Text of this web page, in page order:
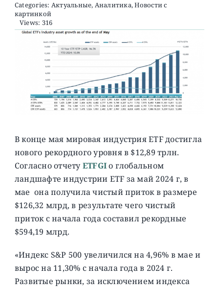
О ПРОЕКТЕ
Categories: Актуальные, Аналитика,Новости с
картинкой
Views: 316
В конце мая мировая индустрия ETF достигла
нового рекордного уровня в $12,89 трлн.
Согласно отчету ETFGIо глобальном
ландшафте индустрии ETF за май 2024 г, в
мае она получила чистый приток в размере
$126,32 млрд, в результате чего чистый
приток с начала года составил рекордные
$594,19 млрд.
«Индекс S&P 500 увеличился на 4,96% в мае и
вырос на 11,30% с начала года в 2024 г.
Развитые рынки, за исключением индекса